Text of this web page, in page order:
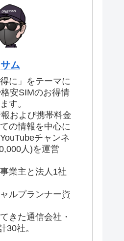
サム
に」をテーマに
安SIMのお得情
す。
および携帯料金
の情報を中心に
チャンネ
人)を運営
業主と法人1社
ルプランナー資
きた通信会社・
30社。